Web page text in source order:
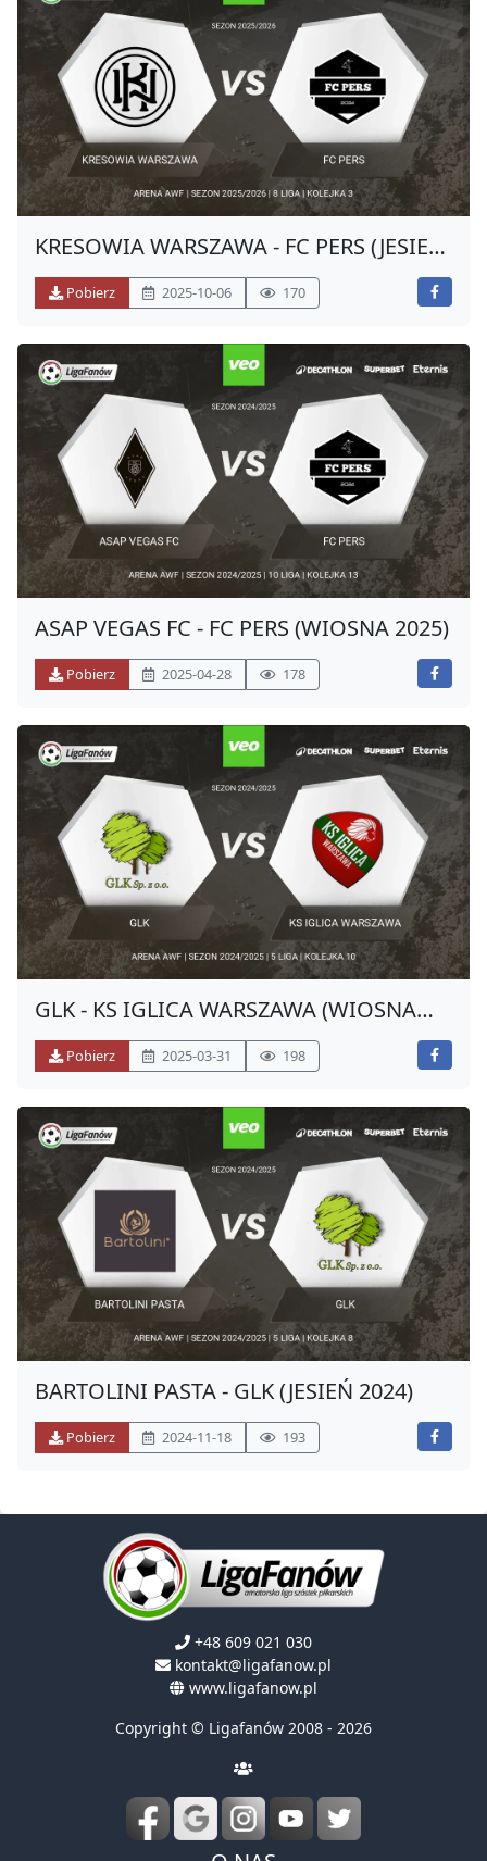
KRESOWIA WARSZAWA - FC PERS (JESIEŃ
2025)
Pobierz 2025-10-06 170
ASAP VEGAS FC - FC PERS (WIOSNA 2025)
Pobierz 2025-04-28 178
GLK - KS IGLICA WARSZAWA (WIOSNA
2025)
Pobierz 2025-03-31 198
BARTOLINI PASTA - GLK (JESIEŃ 2024)
Pobierz 2024-11-18 193
+48 609 021 030
kontakt@ligafanow.pl
www.ligafanow.pl
Copyright © Ligafanów 2008 - 2026